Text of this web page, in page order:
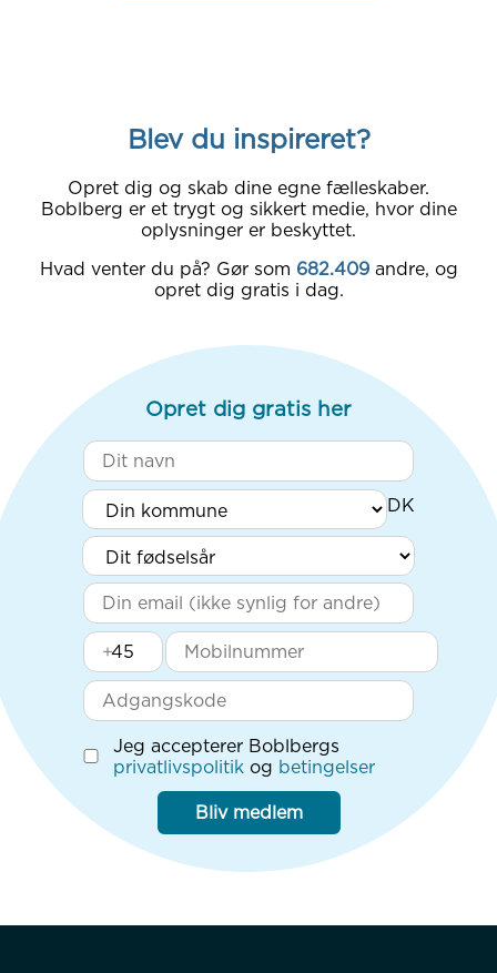
Blev du inspireret?
Opret dig og skab dine egne fælleskaber.
Boblberg er et trygt og sikkert medie, hvor dine
oplysninger er beskyttet.
Hvad venter du på? Gør som 682.409 andre, og
opret dig gratis i dag.
Opret dig gratis her
+
Jeg accepterer Boblbergs
privatlivspolitik og betingelser
Bliv medlem